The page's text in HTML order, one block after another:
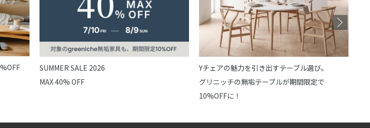
SUMMER SALE 2026
MAX 40% OFF
Yチェアの魅力を引き出すテーブル選び。
グリニッチの無垢テーブルが期間限定で
10%OFFに！